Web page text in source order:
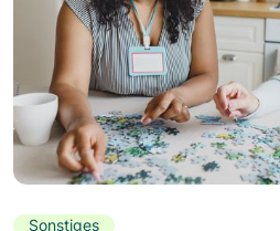
Sonstiges